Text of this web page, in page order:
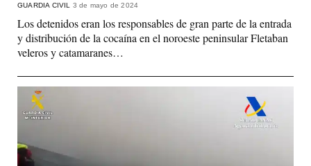
GUARDIA CIVIL 3 de mayo de 2024
Los detenidos eran los responsables de gran parte de la entrada
y distribución de la cocaína en el noroeste peninsular Fletaban
veleros y catamaranes…